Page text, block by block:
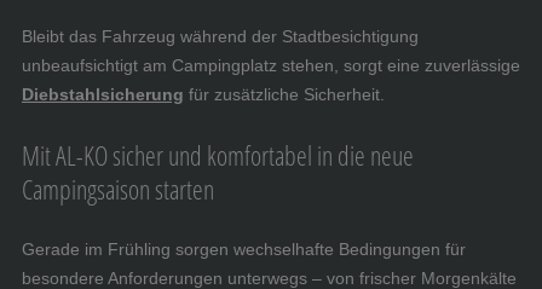
Bleibt das Fahrzeug während der Stadtbesichtigung
unbeaufsichtigt am Campingplatz stehen, sorgt eine zuverlässige
Diebstahlsicherung für zusätzliche Sicherheit.
Mit AL-KO sicher und komfortabel in die neue
Campingsaison starten
Gerade im Frühling sorgen wechselhafte Bedingungen für
besondere Anforderungen unterwegs – von frischer Morgenkälte